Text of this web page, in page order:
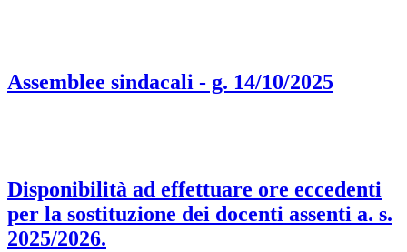
Assemblee sindacali - g. 14/10/2025
Disponibilità ad effettuare ore eccedenti
per la sostituzione dei docenti assenti a. s.
2025/2026.